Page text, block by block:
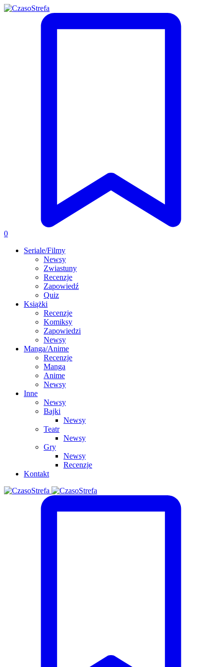
0
Seriale/Filmy
Newsy
Zwiastuny
Recenzje
Zapowiedź
Quiz
Książki
Recenzje
Komiksy
Zapowiedzi
Newsy
Manga/Anime
Recenzje
Manga
Anime
Newsy
Inne
Newsy
Bajki
Newsy
Teatr
Newsy
Gry
Newsy
Recenzje
Kontakt